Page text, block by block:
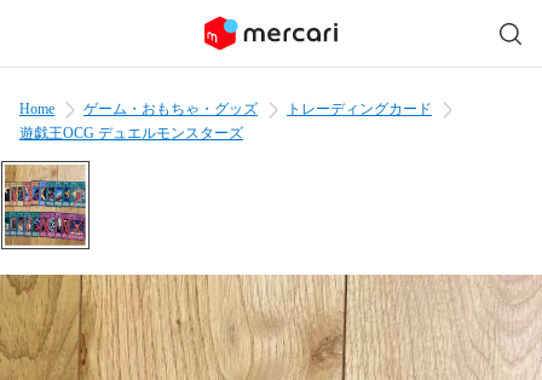
Home ゲーム・おもちゃ・グッズ
トレーディングカード
遊戯王OCG デュエルモンスターズ